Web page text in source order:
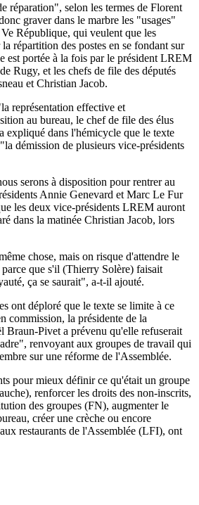
réparation", selon les termes de Florent
graver dans le marbre les "usages"
République, qui veulent que les
répartition des postes en se fondant sur
est portée à la fois par le président LREM
Rugy, et les chefs de file des députés
et Christian Jacob.
représentation effective et
au bureau, le chef de file des élus
expliqué dans l'hémicycle que le texte
démission de plusieurs vice-présidents
serons à disposition pour rentrer au
Annie Genevard et Marc Le Fur
les deux vice-présidents LREM auront
dans la matinée Christian Jacob, lors
chose, mais on risque d'attendre le
que s'il (Thierry Solère) faisait
ça se saurait", a-t-il ajouté.
ont déploré que le texte se limite à ce
commission, la présidente de la
Braun-Pivet a prévenu qu'elle refuserait
renvoyant aux groupes de travail qui
sur une réforme de l'Assemblée.
pour mieux définir ce qu'était un groupe
renforcer les droits des non-inscrits,
des groupes (FN), augmenter le
créer une crèche ou encore
restaurants de l'Assemblée (LFI), ont